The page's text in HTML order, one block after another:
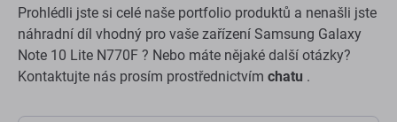
Prohlédli jste si celé naše portfolio produktů a nenašli jste
náhradní díl vhodný pro vaše zařízení Samsung Galaxy
Note 10 Lite N770F ? Nebo máte nějaké další otázky?
Kontaktujte nás prosím prostřednictvím chatu .